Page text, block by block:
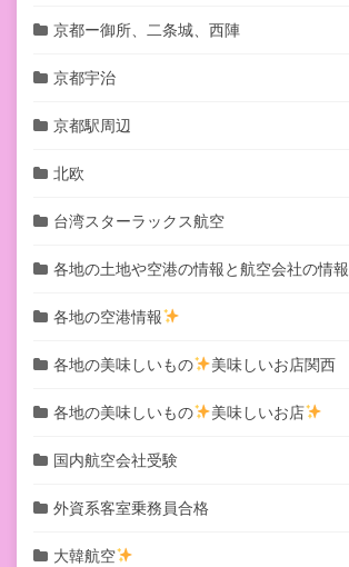
京都ー御所、二条城、西陣
京都宇治
京都駅周辺
北欧
台湾スターラックス航空
各地の土地や空港の情報と航空会社の情報
各地の空港情報
各地の美味しいもの 美味しいお店関西
各地の美味しいもの 美味しいお店
国内航空会社受験
外資系客室乗務員合格
大韓航空